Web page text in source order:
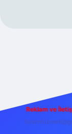
Reklam ve